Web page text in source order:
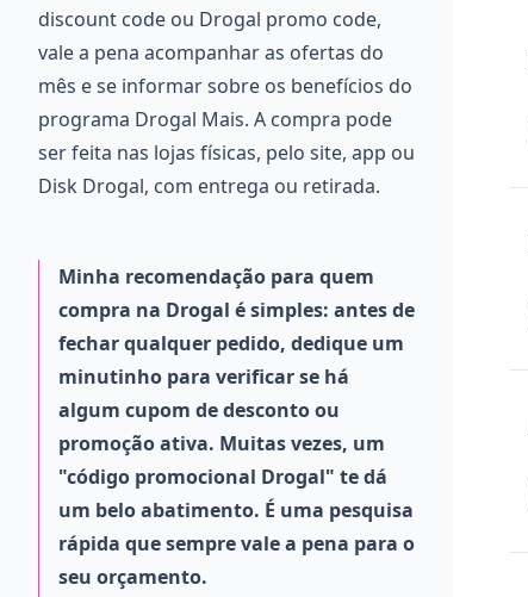
discount code ou Drogal promo code,
vale a pena acompanhar as ofertas do
mês e se informar sobre os benefícios do
programa Drogal Mais. A compra pode
ser feita nas lojas físicas, pelo site, app ou
Disk Drogal, com entrega ou retirada.
Minha recomendação para quem
compra na Drogal é simples: antes de
fechar qualquer pedido, dedique um
minutinho para verificar se há
algum cupom de desconto ou
promoção ativa. Muitas vezes, um
"código promocional Drogal" te dá
um belo abatimento. É uma pesquisa
rápida que sempre vale a pena para o
seu orçamento.